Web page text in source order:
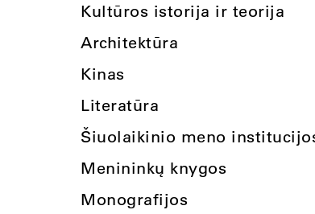
Kultūros istorija ir teorija
Architektūra
Kinas
Literatūra
Šiuolaikinio meno
Menininkų knygos
Monografijos